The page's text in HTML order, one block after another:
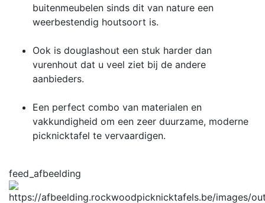
buitenmeubelen sinds dit van nature een
weerbestendig houtsoort is.
Ook is douglashout een stuk harder dan
vurenhout dat u veel ziet bij de andere
aanbieders.
Een perfect combo van materialen en
vakkundigheid om een zeer duurzame, moderne
picknicktafel te vervaardigen.
feed_afbeelding